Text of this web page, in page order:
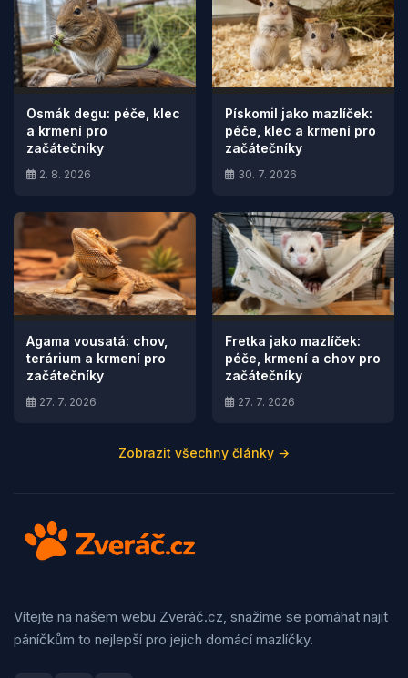
Osmák degu: péče, klec
a krmení pro
začátečníky
2. 8. 2026
Pískomil jako mazlíček:
péče, klec a krmení pro
začátečníky
30. 7. 2026
Agama vousatá: chov,
terárium a krmení pro
začátečníky
27. 7. 2026
Fretka jako mazlíček:
péče, krmení a chov pro
začátečníky
27. 7. 2026
Zobrazit všechny články →
Vítejte na našem webu Zveráč.cz, snažíme se pomáhat najít
páníčkům to nejlepší pro jejich domácí mazlíčky.